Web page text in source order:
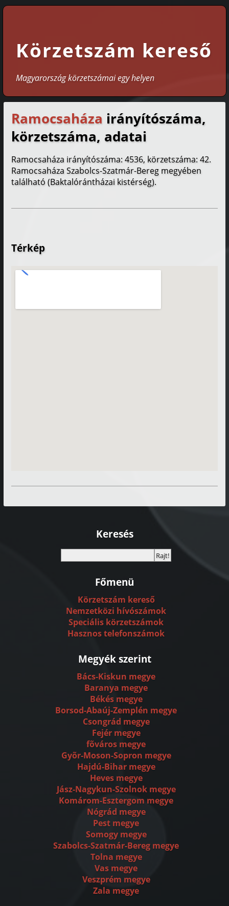
Körzetszám kereső
Magyarország körzetszámai egy helyen
Ramocsaháza irányítószáma,
körzetszáma, adatai
Ramocsaháza irányítószáma: 4536, körzetszáma: 42.
Ramocsaháza Szabolcs-Szatmár-Bereg megyében
található (Baktalórántházai kistérség).
Térkép
Keresés
Főmenü
Körzetszám kereső
Nemzetközi hívószámok
Speciális körzetszámok
Hasznos telefonszámok
Megyék szerint
Bács-Kiskun megye
Baranya megye
Békés megye
Borsod-Abaúj-Zemplén megye
Csongrád megye
Fejér megye
fõváros megye
Gyõr-Moson-Sopron megye
Hajdú-Bihar megye
Heves megye
Jász-Nagykun-Szolnok megye
Komárom-Esztergom megye
Nógrád megye
Pest megye
Somogy megye
Szabolcs-Szatmár-Bereg megye
Tolna megye
Vas megye
Veszprém megye
Zala megye